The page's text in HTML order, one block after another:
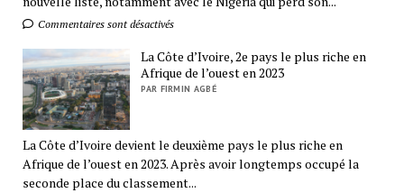
Commentaires sont désactivés
La Côte d’Ivoire, 2e pays le plus riche en
Afrique de l’ouest en 2023
PAR FIRMIN AGBÉ
La Côte d’Ivoire devient le deuxième pays le plus riche en
Afrique de l’ouest en 2023. Après avoir longtemps occupé la
seconde place du classement...